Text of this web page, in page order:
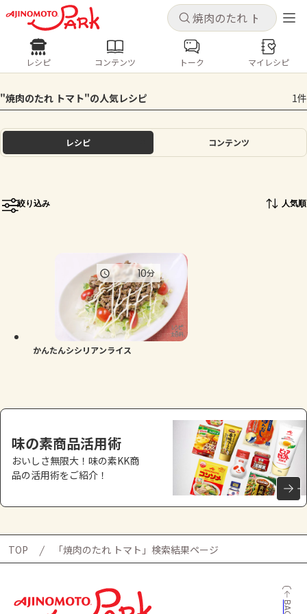
キャンセル
ログインするとレシピを保存できます
ログイン
ホーム
トーク
よくあるお問い合わせ
お買い物
キャンセル
レシピ コンテンツ
人気の食材・レシピ
きゅうり なす トマト
とうもろこし
レシピ コンテンツ トーク マイレシピ
"焼肉のたれ トマト"の人気レシピ 1件
レシピ コンテンツ
絞り込み 人気順
かんたんシシリアンライス
10分
味の素商品活用術
おいしさ無限大！味の素KK商
品の活用術をご紹介！
TOP 「焼肉のたれ トマト」検索結果ページ